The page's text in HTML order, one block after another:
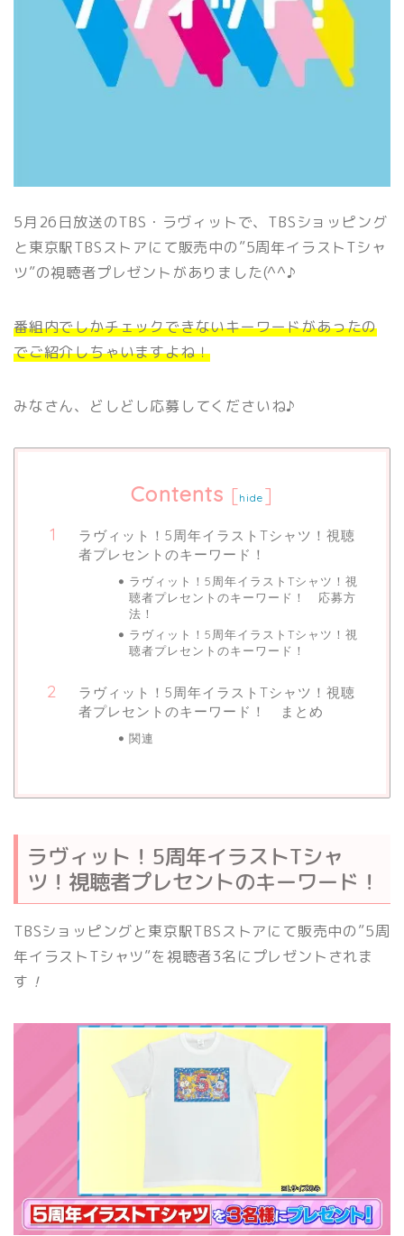
5月26日放送のTBS・ラヴィットで、TBSショッピング
と東京駅TBSストアにて販売中の”5周年イラストTシャ
ツ”の視聴者プレゼントがありました(^^♪
番組内でしかチェックできないキーワードがあったの
でご紹介しちゃいますよね！
みなさん、どしどし応募してくださいね♪
Contents [hide ]
ラヴィット！5周年イラストTシャツ！視聴
者プレセントのキーワード！
ラヴィット！5周年イラストTシャツ！視
聴者プレセントのキーワード！ 応募方
法！
ラヴィット！5周年イラストTシャツ！視
聴者プレセントのキーワード！
ラヴィット！5周年イラストTシャツ！視聴
者プレセントのキーワード！ まとめ
関連
ラヴィット！5周年イラストTシャ
ツ！視聴者プレセントのキーワード！
TBSショッピングと東京駅TBSストアにて販売中の”5周
年イラストTシャツ”を視聴者3名にプレゼントされま
す ！